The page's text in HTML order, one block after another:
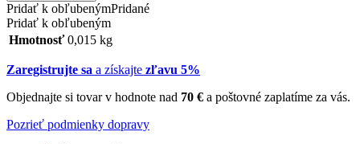
Pridať k obľubenýmPridané
Pridať k obľubeným
Hmotnosť 0,015 kg
Zaregistrujte sa a získajte zľavu 5%
Objednajte si tovar v hodnote nad 70 € a poštovné zaplatíme za vás.
Pozrieť podmienky dopravy